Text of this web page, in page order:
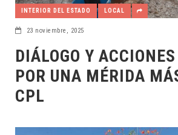
INTERIOR DEL ESTADO LOCAL
23 noviembre, 2025
DIÁLOGO Y
POR UNA MÉRIDA
CPL